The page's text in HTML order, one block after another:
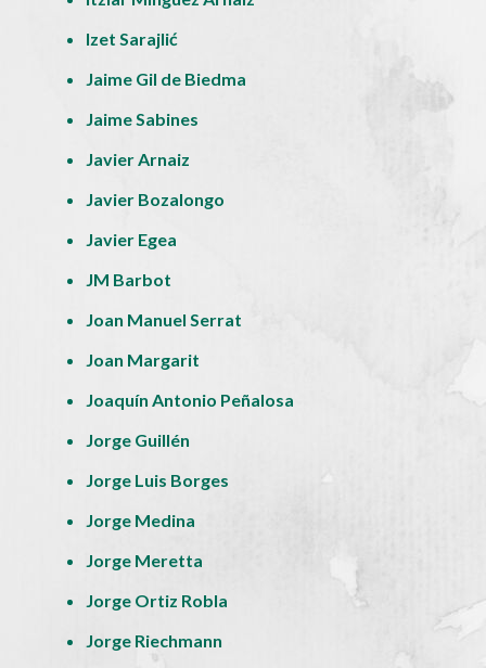
Izet Sarajlić
Jaime Gil de Biedma
Jaime Sabines
Javier Arnaiz
Javier Bozalongo
Javier Egea
JM Barbot
Joan Manuel Serrat
Joan Margarit
Joaquín Antonio Peñalosa
Jorge Guillén
Jorge Luis Borges
Jorge Medina
Jorge Meretta
Jorge Ortiz Robla
Jorge Riechmann